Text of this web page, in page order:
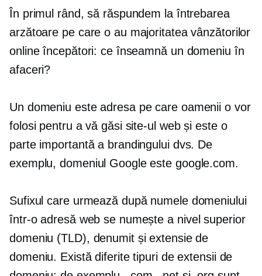
În primul rând, să răspundem la întrebarea
arzătoare pe care o au majoritatea vânzătorilor
online începători: ce înseamnă un domeniu în
afaceri?
Un domeniu este adresa pe care oamenii o vor
folosi pentru a vă găsi site-ul web și este o
parte importantă a brandingului dvs. De
exemplu, domeniul Google este google.com.
Sufixul care urmează după numele domeniului
într-o adresă web se numește a nivel superior
domeniu (TLD), denumit și extensie de
domeniu. Există diferite tipuri de extensii de